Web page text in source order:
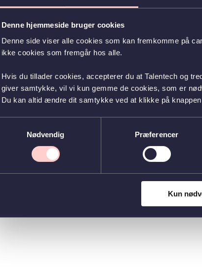
Denne hjemmeside bruger cookies
Denne side viser alle cookies som kan fremkomme på
ikke cookies som fremgår hos alle.
Hvis du tillader cookies, accepterer du at Talentech og
giver samtykke, vil vi kun gemme de cookies, som er
Du kan altid ændre dit samtykke ved at klikke på
Nødvendig
Præferencer
Kun